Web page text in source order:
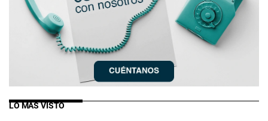
LO MÁS VISTO